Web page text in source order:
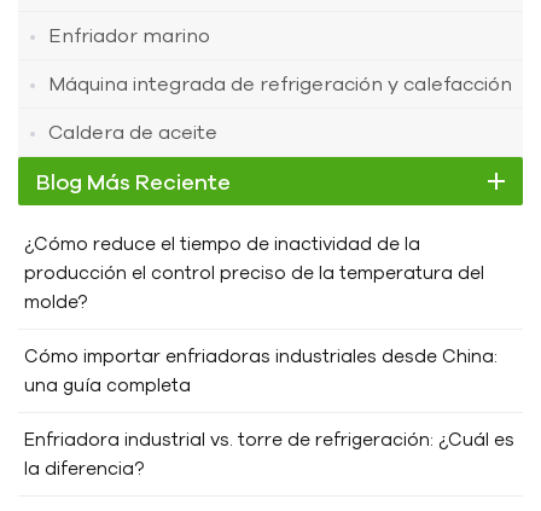
Enfriador marino
Máquina integrada de refrigeración y calefacción
Caldera de aceite
Blog Más Reciente
¿Cómo reduce el tiempo de inactividad de la
producción el control preciso de la temperatura del
molde?
Cómo importar enfriadoras industriales desde China:
una guía completa
Enfriadora industrial vs. torre de refrigeración: ¿Cuál es
la diferencia?